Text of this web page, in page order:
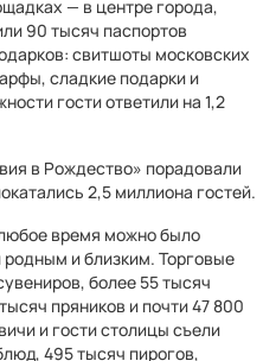
— в центре города,
90 тысяч паспортов
свитшоты московских
сладкие подарки и
гости ответили на 1,2
в Рождество» порадовали
2,5 миллиона гостей.
время можно было
родным и близким. Торговые
более 55 тысяч
пряников и почти 47 800
и гости столицы съели
495 тысяч пирогов,